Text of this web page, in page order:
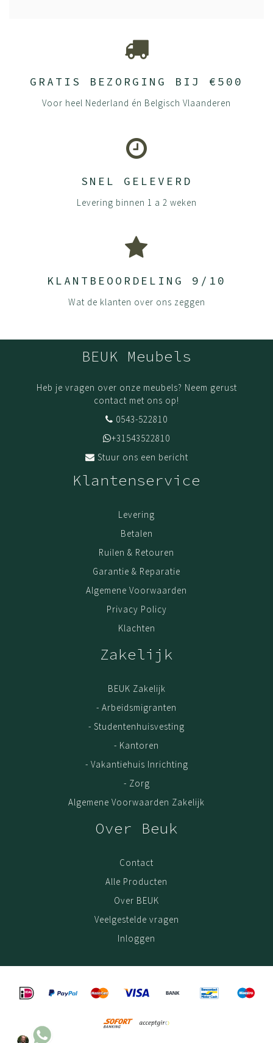
GRATIS BEZORGING BIJ €500
Voor heel Nederland én Belgisch Vlaanderen
SNEL GELEVERD
Levering binnen 1 a 2 weken
KLANTBEOORDELING 9/10
Wat de klanten over ons zeggen
BEUK Meubels
Heb je vragen over onze meubels? Neem gerust
contact met ons op!
0543-522810
+31543522810
Stuur ons een bericht
Klantenservice
Levering
Betalen
Ruilen & Retouren
Garantie & Reparatie
Algemene Voorwaarden
Privacy Policy
Klachten
Zakelijk
BEUK Zakelijk
- Arbeidsmigranten
- Studentenhuisvesting
- Kantoren
- Vakantiehuis Inrichting
- Zorg
Algemene Voorwaarden Zakelijk
Over Beuk
Contact
Alle Producten
Over BEUK
Veelgestelde vragen
Inloggen